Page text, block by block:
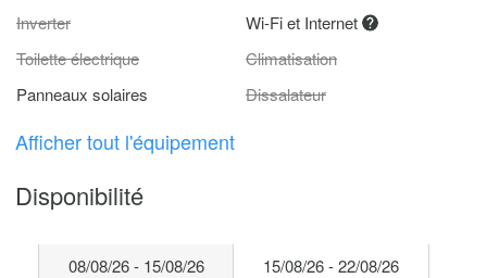
Inverter
Wi-Fi et Internet
Toilette électrique
Climatisation
Panneaux solaires
Dissalateur
Afficher tout l'équipement
Disponibilité
08/08/26 - 15/08/26
15/08/26 - 22/08/26